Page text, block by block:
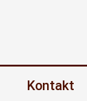
Kontakt